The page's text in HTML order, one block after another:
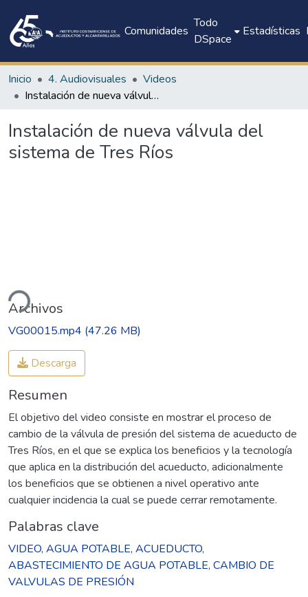
Comunidades
Todo
DSpace
Estadísticas
Inicio 4. Audiovisuales
Videos
Instalación de nueva válvula del sistema de Tres Ríos
Instalación de nueva válvula del
sistema de Tres Ríos
Archivos
VG00015.mp4 (47.26 MB)
Descarga
Resumen
El objetivo del video consiste en mostrar el proceso de
cambio de la válvula de presión del sistema de acueducto de
Tres Ríos, en el que se explica los beneficios y la tecnología
que aplica en la distribución del acueducto, adicionalmente
los beneficios que se obtienen a nivel operativo ante
cualquier incidencia la cual se puede cerrar remotamente.
Palabras clave
VIDEO, AGUA POTABLE, ACUEDUCTO,
ABASTECIMIENTO DE AGUA POTABLE, CAMBIO DE
VALVULAS DE PRESIÓN